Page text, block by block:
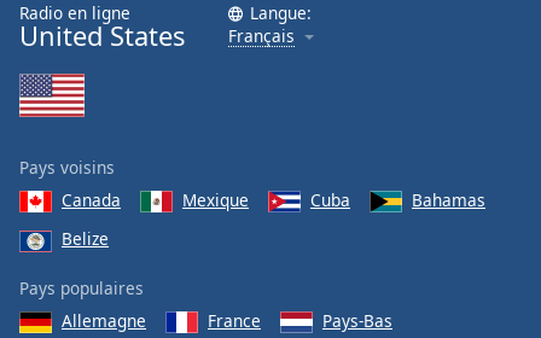
Radio en ligne
United States
Langue:
Français
Pays voisins
Canada
Mexique Cuba
Bahamas
Belize
Pays populaires
Allemagne
France
Pays-Bas